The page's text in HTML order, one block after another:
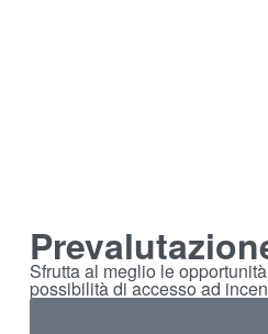
Sfrutta al meglio le
possibilità di accesso ad